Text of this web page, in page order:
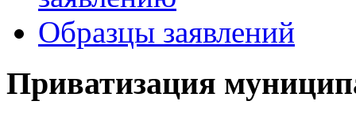
Образцы заявлений
Приватизация